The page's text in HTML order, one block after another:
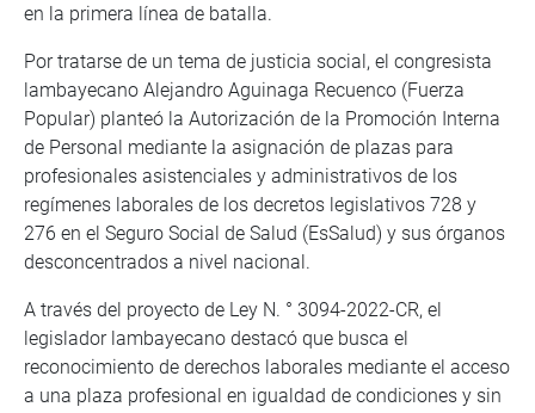
en la primera línea de batalla.
Por tratarse de un tema de justicia social, el congresista
lambayecano Alejandro Aguinaga Recuenco (Fuerza
Popular) planteó la Autorización de la Promoción Interna
de Personal mediante la asignación de plazas para
profesionales asistenciales y administrativos de los
regímenes laborales de los decretos legislativos 728 y
276 en el Seguro Social de Salud (EsSalud) y sus órganos
desconcentrados a nivel nacional.
A través del proyecto de Ley N. ° 3094-2022-CR, el
legislador lambayecano destacó que busca el
reconocimiento de derechos laborales mediante el acceso
a una plaza profesional en igualdad de condiciones y sin